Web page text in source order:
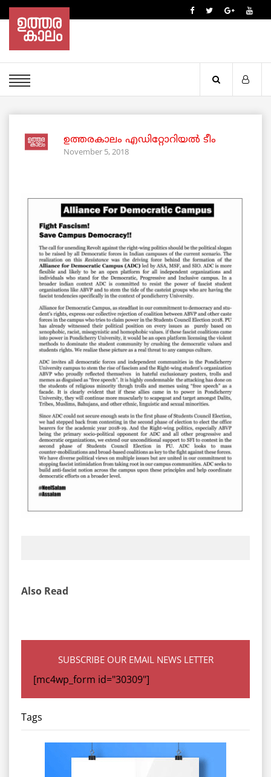
ഉത്തരകാലം എഡിറ്റോറിയല്‍ ടീം
November 5, 2018
Also Read
SUBSCRIBE OUR EMAIL NEWS LETTER
[mc4wp_form id="30309"]
Tags